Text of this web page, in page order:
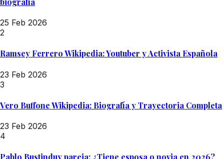
25 Feb 2026
2
Ramsey Ferrero Wikipedia: Youtuber y Activista Española
23 Feb 2026
3
Vero Buffone Wikipedia: Biografía y Trayectoria Completa
23 Feb 2026
4